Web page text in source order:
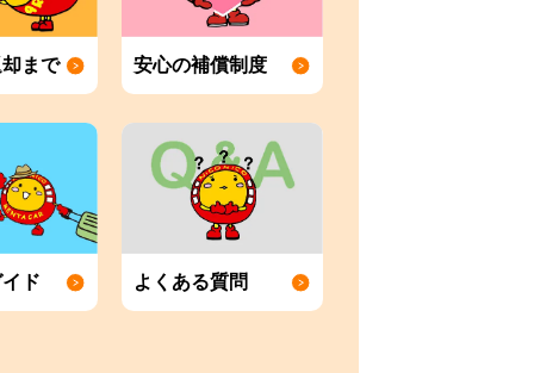
まで 安心の補償制度
ド よくある質問